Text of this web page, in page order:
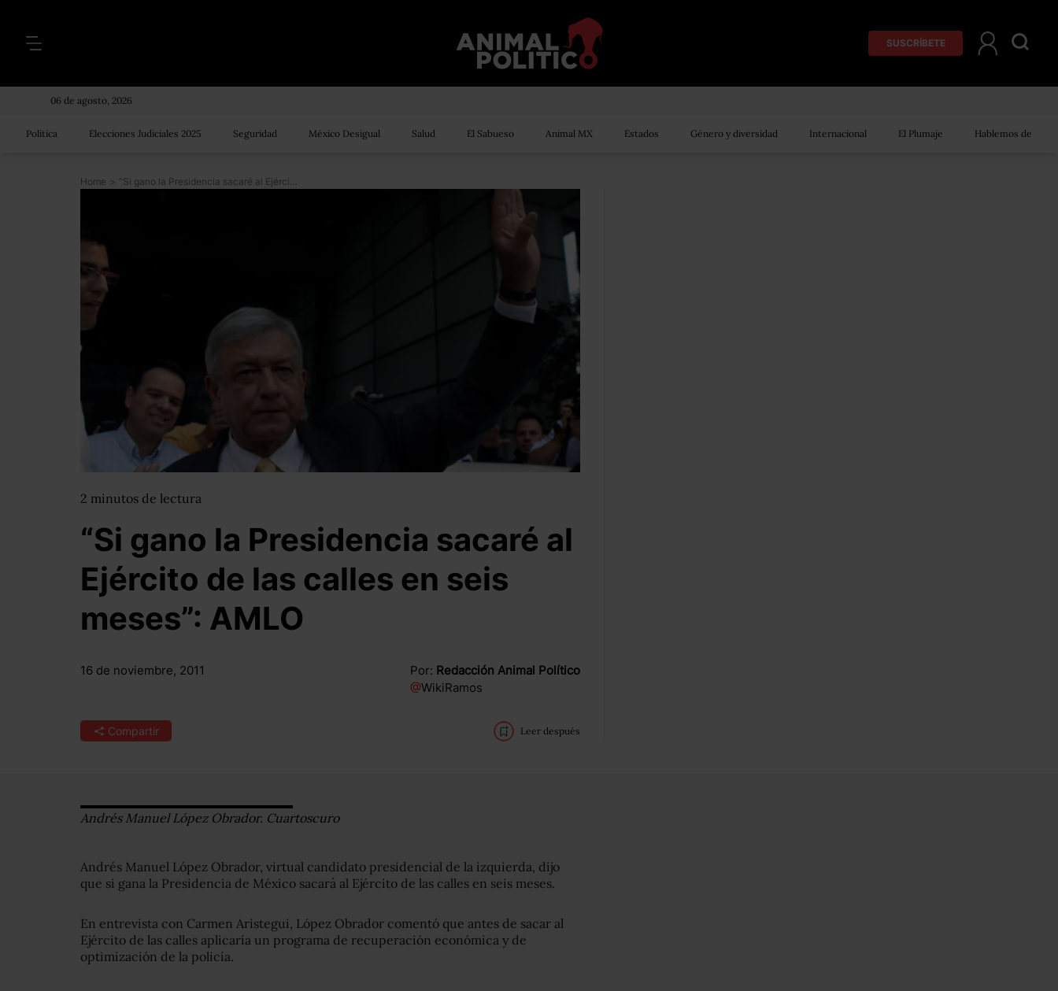
SUSCRÍBETE
06 de agosto, 2026
Política Elecciones Judiciales 2025 Seguridad México Desigual Salud El Sabueso Animal MX Estados Género y diversidad Internacional El Plumaje Hablemos de
Home > “Si gano la Presidencia sacaré al Ejército de las calles en seis meses”: AMLO
2 minutos de lectura
“Si gano la Presidencia sacaré al
Ejército de las calles en seis
meses”: AMLO
16 de noviembre, 2011 Por: Redacción Animal Político
@WikiRamos
Compartir Leer después
Andrés Manuel López Obrador. Cuartoscuro
Andrés Manuel López Obrador, virtual candidato presidencial de la izquierda, dijo
que si gana la Presidencia de México sacará al Ejército de las calles en seis meses.
En entrevista con Carmen Aristegui, López Obrador comentó que antes de sacar al
Ejército de las calles aplicaría un programa de recuperación económica y de
optimización de la policía.